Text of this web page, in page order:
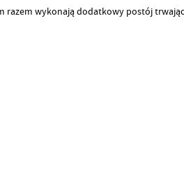
razem wykonają dodatkowy postój